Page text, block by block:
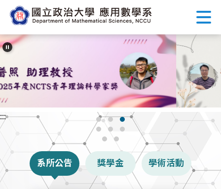
到
主
內
容
區
:::
系所公告 獎學金 學術活動